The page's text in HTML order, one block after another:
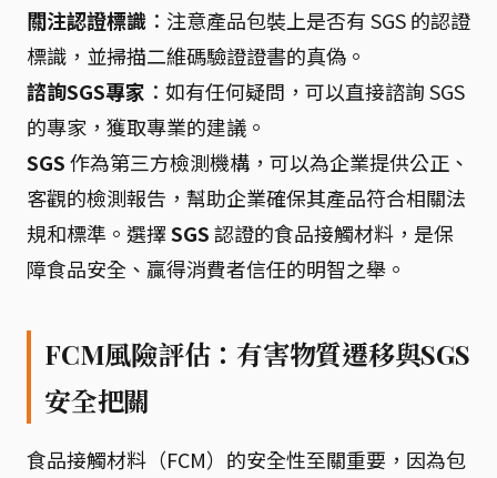
關注認證標識 ：注意產品包裝上是否有 SGS 的認證
標識，並掃描二維碼驗證證書的真偽。
諮詢SGS專家 ：如有任何疑問，可以直接諮詢 SGS
的專家，獲取專業的建議。
SGS作為第三方檢測機構，可以為企業提供公正、
客觀的檢測報告，幫助企業確保其產品符合相關法
規和標準。選擇SGS認證的食品接觸材料，是保
障食品安全、贏得消費者信任的明智之舉。
FCM風險評估：有害物質遷移與SGS
安全把關
食品接觸材料（FCM）的安全性至關重要，因為包